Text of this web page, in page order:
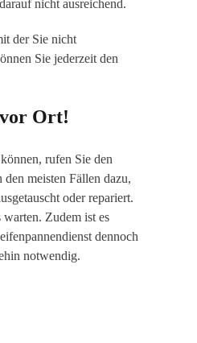
nicht ausreichend.
der Sie nicht
Sie jederzeit den
vor Ort!
rufen Sie den
meisten Fällen dazu,
oder repariert.
Zudem ist es
dennoch
notwendig.